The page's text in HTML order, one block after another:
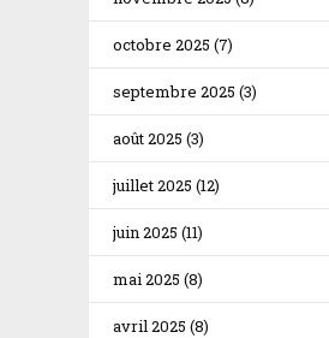
octobre 2025 (7)
septembre 2025 (3)
août 2025 (3)
juillet 2025 (12)
juin 2025 (11)
mai 2025 (8)
avril 2025 (8)